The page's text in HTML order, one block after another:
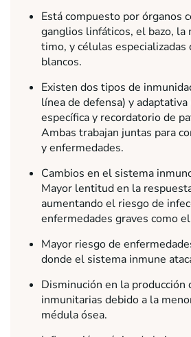
Está compuesto por órganos
ganglios linfáticos, el bazo, la
timo, y células
blancos.
Existen dos tipos de
línea de defensa) y
específica y recordatorio de
Ambas trabajan juntas para
y enfermedades.
Cambios en el sistema
Mayor lentitud en la
aumentando el riesgo de
enfermedades graves como
Mayor riesgo de
donde el sistema inmune
Disminución en la producción
inmunitarias debido a la
médula ósea.